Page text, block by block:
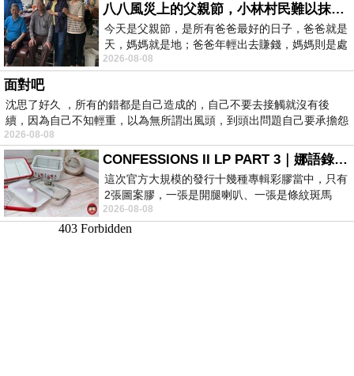
八八風災上的父親節，小林村民難以抹滅的痛
今天是父親節，是所有爸爸最好的日子，爸爸就是
天，媽媽就是地；爸爸年輕出去賺錢，媽媽則是處
理家務，職業不分高低貴賤，只有人品才
2026-08-08
面對吧
沈思了好久 ，所有的錯都是自己造成的，自己不要去接觸就沒有後
續，因為自己不知輕重，以為無所謂出風頭，到頭出問題自己要承擔怨
不
2026-08-08
CONFESSIONS II LP PART 3｜娜語錄II LP PART 3
這次官方大規模的發行十幾種專輯彩膠當中，只有
2張圖案膠，一張是開腿喇叭、一張是條紋斑馬
版；目前官網上只剩澳洲商店AU STORE
2026-08-08